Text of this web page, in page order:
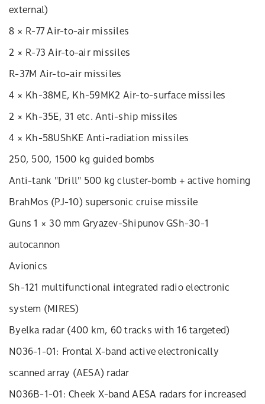
external)
8 × R-77 Air-to-air missiles
2 × R-73 Air-to-air missiles
R-37M Air-to-air missiles
4 × Kh-38ME, Kh-59MK2 Air-to-surface missiles
2 × Kh-35E, 31 etc. Anti-ship missiles
4 × Kh-58UShKE Anti-radiation missiles
250, 500, 1500 kg guided bombs
Anti-tank "Drill" 500 kg cluster-bomb + active homing
BrahMos (PJ-10) supersonic cruise missile
Guns 1 × 30 mm Gryazev-Shipunov GSh-30-1
autocannon
Avionics
Sh-121 multifunctional integrated radio electronic
system (MIRES)
Byelka radar (400 km, 60 tracks with 16 targeted)
N036-1-01: Frontal X-band active electronically
scanned array (AESA) radar
N036B-1-01: Cheek X-band AESA radars for increased